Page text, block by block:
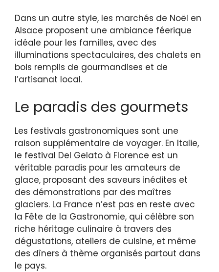
Dans un autre style, les marchés de Noël en
Alsace proposent une ambiance féerique
idéale pour les familles, avec des
illuminations spectaculaires, des chalets en
bois remplis de gourmandises et de
l’artisanat local.
Le paradis des gourmets
Les festivals gastronomiques sont une
raison supplémentaire de voyager. En Italie,
le festival Del Gelato à Florence est un
véritable paradis pour les amateurs de
glace, proposant des saveurs inédites et
des démonstrations par des maîtres
glaciers. La France n’est pas en reste avec
la Fête de la Gastronomie, qui célèbre son
riche héritage culinaire à travers des
dégustations, ateliers de cuisine, et même
des dîners à thème organisés partout dans
le pays.